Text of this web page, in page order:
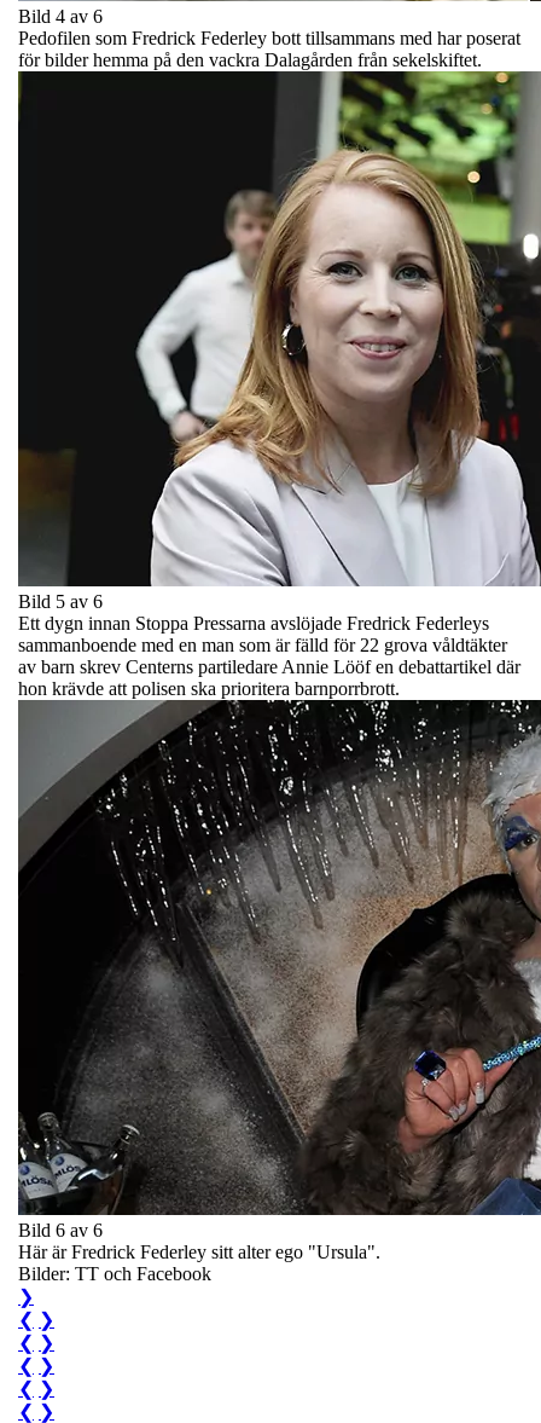
Bild 4 av 6
Pedofilen som Fredrick Federley bott tillsammans med har poserat
för bilder hemma på den vackra Dalagården från sekelskiftet.
Bild 5 av 6
Ett dygn innan Stoppa Pressarna avslöjade Fredrick Federleys
sammanboende med en man som är fälld för 22 grova våldtäkter
av barn skrev Centerns partiledare Annie Lööf en debattartikel där
hon krävde att polisen ska prioritera barnporrbrott.
Bild 6 av 6
Här är Fredrick Federley sitt alter ego "Ursula".
Bilder: TT och Facebook
❯
❮ ❯
❮ ❯
❮ ❯
❮ ❯
❮ ❯